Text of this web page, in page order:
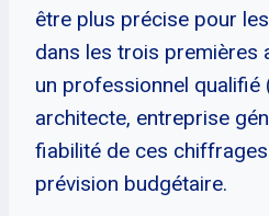
être plus précise pour
dans les trois premières
un professionnel qualifié
architecte, entreprise
fiabilité de ces
prévision budgétaire.